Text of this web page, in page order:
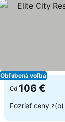
Obľúbená voľba
Od 106 €
Pozrieť ceny z(o)